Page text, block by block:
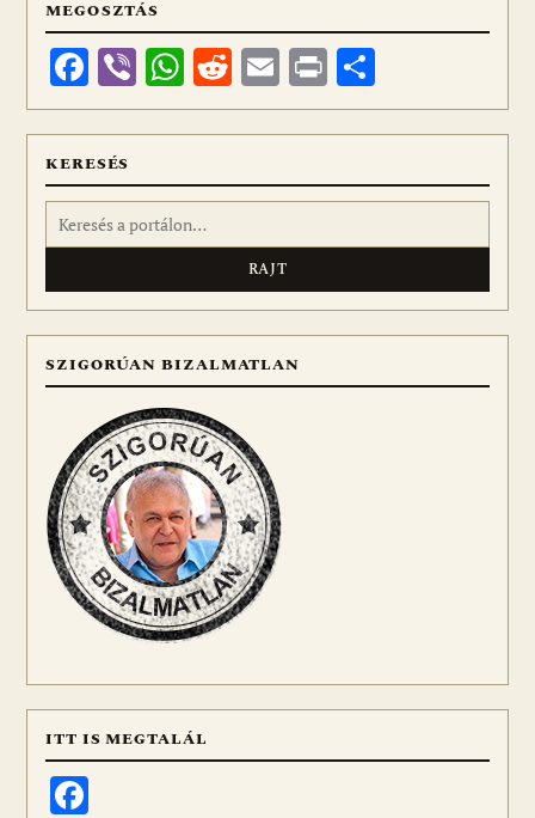
MEGOSZTÁS
Facebook
ViberWhatsApp
Reddit
Email
Print
meg
KERESÉS
Keresés:
SZIGORÚAN BIZALMATLAN
ITT IS MEGTALÁL